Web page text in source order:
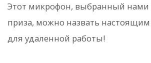
Этот микрофон, выбранный нами
приза, можно назвать настоящим
для удаленной работы!